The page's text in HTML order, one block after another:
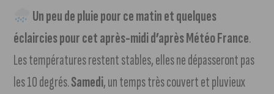
Un peu de pluie pour ce matin et quelques
éclaircies pour cet après-midi d’après Météo France.
Les températures restent stables, elles ne dépasseront pas
les 10 degrés.Samedi, un temps très couvert et pluvieux